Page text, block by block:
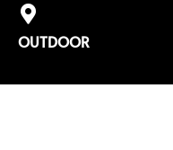
OUTDOOR